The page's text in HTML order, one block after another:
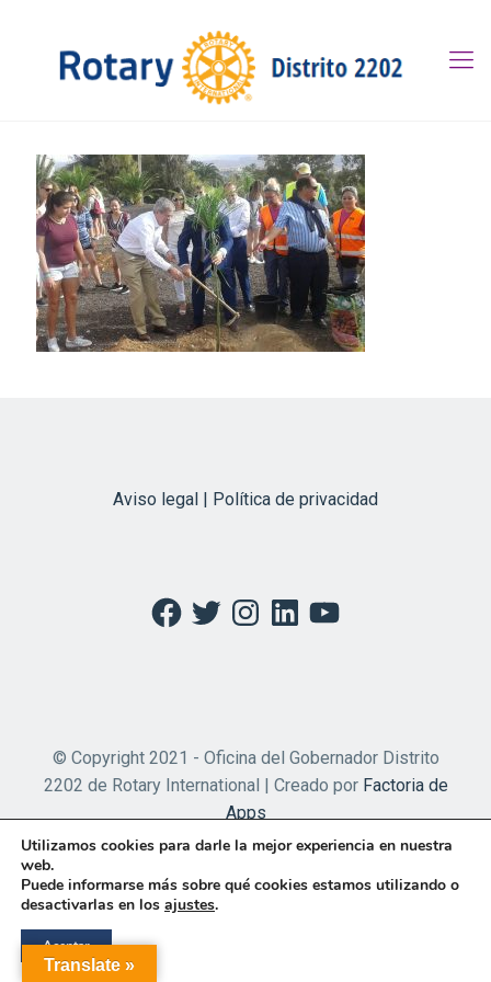
Aviso legal | Política de privacidad
Facebook
TwitterInstagramLinkedInYouTube
© Copyright 2021 - Oficina del Gobernador Distrito
2202 de Rotary International | Creado por Factoria de
Apps
Translate »
Utilizamos cookies para darle la mejor experiencia en nuestra
web.
Puede informarse más sobre qué cookies estamos utilizando o
desactivarlas en los ajustes.
Aceptar